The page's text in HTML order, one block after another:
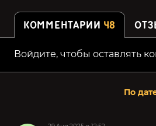
КОММЕНТАРИИ 48
Войдите, чтобы оставлять
По